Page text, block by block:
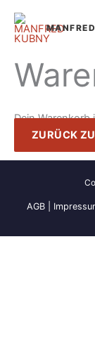
Inhalt
springen
Dein Warenkorb
ZURÜCK
AGB